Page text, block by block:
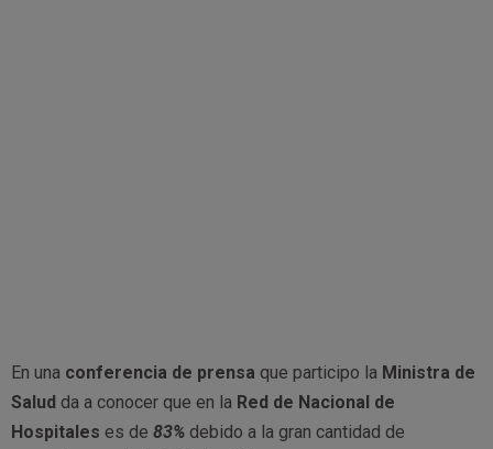
En una conferencia de prensa que participo la Ministra de
Salud da a conocer que en la Red de Nacional de
Hospitales es de 83% debido a la gran cantidad de